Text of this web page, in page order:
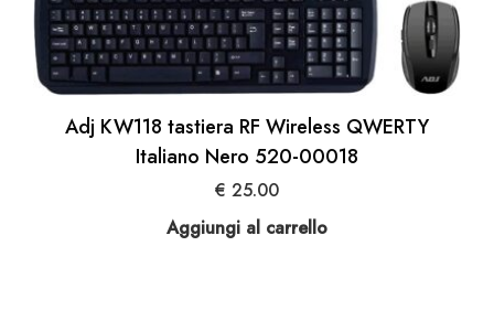
Adj KW118 tastiera RF Wireless QWERTY
Italiano Nero 520-00018
€ 25.00
Aggiungi al carrello